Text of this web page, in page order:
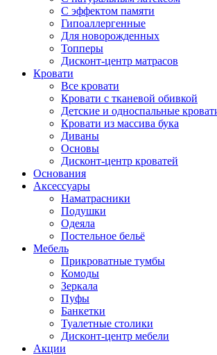
С эффектом памяти
Гипоаллергенные
Для новорожденных
Топперы
Дисконт-центр матрасов
Кровати
Все кровати
Кровати с тканевой обивкой
Детские и односпальные
Кровати из массива бука
Диваны
Основы
Дисконт-центр кроватей
Основания
Аксессуары
Наматрасники
Подушки
Одеяла
Постельное бельё
Мебель
Прикроватные тумбы
Комоды
Зеркала
Пуфы
Банкетки
Туалетные столики
Дисконт-центр мебели
Акции